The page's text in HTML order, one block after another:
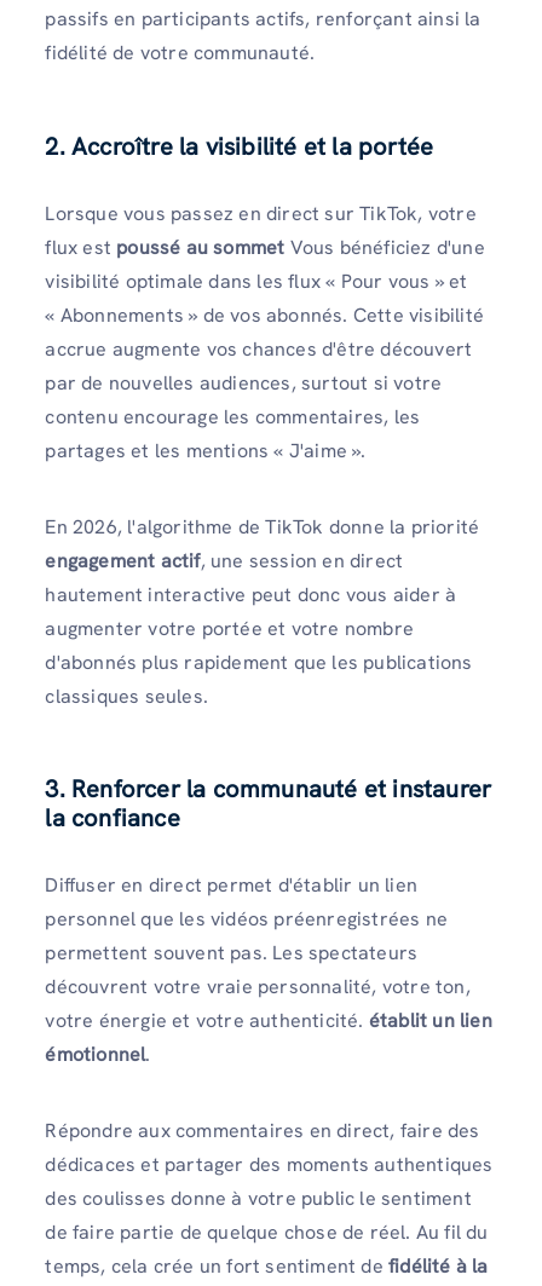
passifs en participants actifs, renforçant ainsi la
fidélité de votre communauté.
2. Accroître la visibilité et la portée
Lorsque vous passez en direct sur TikTok, votre
flux est poussé au sommet Vous bénéficiez d'une
visibilité optimale dans les flux « Pour vous » et
« Abonnements » de vos abonnés. Cette visibilité
accrue augmente vos chances d'être découvert
par de nouvelles audiences, surtout si votre
contenu encourage les commentaires, les
partages et les mentions « J'aime ».
En 2026, l'algorithme de TikTok donne la priorité
engagement actif, une session en direct
hautement interactive peut donc vous aider à
augmenter votre portée et votre nombre
d'abonnés plus rapidement que les publications
classiques seules.
3. Renforcer la communauté et instaurer
la confiance
Diffuser en direct permet d'établir un lien
personnel que les vidéos préenregistrées ne
permettent souvent pas. Les spectateurs
découvrent votre vraie personnalité, votre ton,
votre énergie et votre authenticité. établit un lien
émotionnel.
Répondre aux commentaires en direct, faire des
dédicaces et partager des moments authentiques
des coulisses donne à votre public le sentiment
de faire partie de quelque chose de réel. Au fil du
temps, cela crée un fort sentiment de fidélité à la